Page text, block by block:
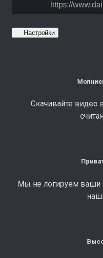
Настройки
Скачивайте видео
Мы не логируем ваши